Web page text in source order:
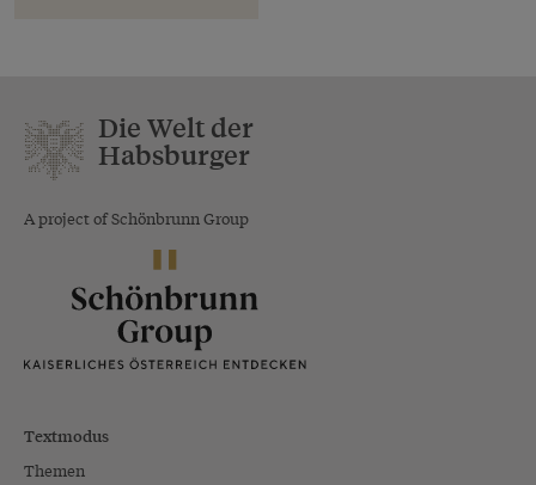
Die Welt der
Habsburger
A project of Schönbrunn Group
Textmodus
Themen